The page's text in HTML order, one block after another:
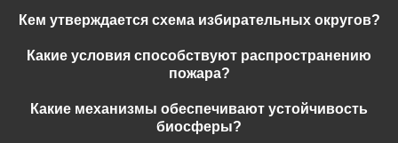
Кем утверждается схема избирательных округов?
Какие условия способствуют распространению
пожара?
Какие механизмы обеспечивают устойчивость
биосферы?